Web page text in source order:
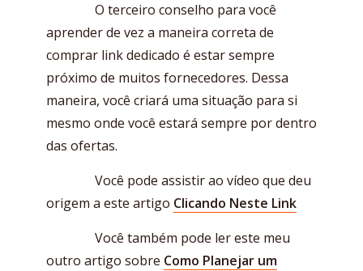
O terceiro conselho para você
aprender de vez a maneira correta de
comprar link dedicado é estar sempre
próximo de muitos fornecedores. Dessa
maneira, você criará uma situação para si
mesmo onde você estará sempre por dentro
das ofertas.
Você pode assistir ao vídeo que deu
origem a este artigo Clicando Neste Link
Você também pode ler este meu
outro artigo sobre Como Planejar um